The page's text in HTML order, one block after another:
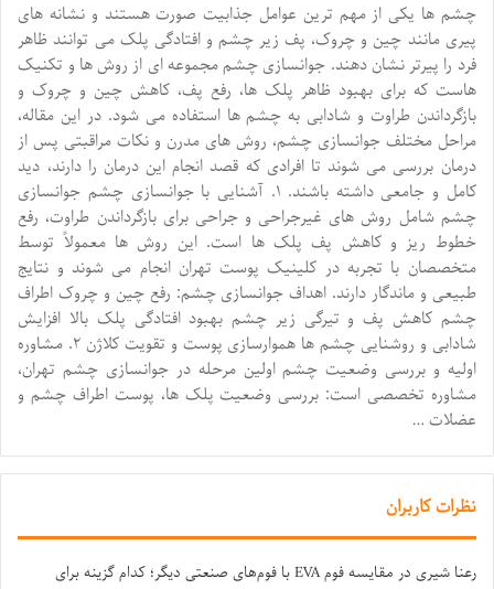
چشم ها یکی از مهم ترین عوامل جذابیت صورت هستند و نشانه های
پیری مانند چین و چروک، پف زیر چشم و افتادگی پلک می توانند ظاهر
فرد را پیرتر نشان دهند. جوانسازی چشم مجموعه ای از روش ها و تکنیک
هاست که برای بهبود ظاهر پلک ها، رفع پف، کاهش چین و چروک و
بازگرداندن طراوت و شادابی به چشم ها استفاده می شود. در این مقاله،
مراحل مختلف جوانسازی چشم، روش های مدرن و نکات مراقبتی پس از
درمان بررسی می شوند تا افرادی که قصد انجام این درمان را دارند، دید
کامل و جامعی داشته باشند. ۱. آشنایی با جوانسازی چشم جوانسازی
چشم شامل روش های غیرجراحی و جراحی برای بازگرداندن طراوت، رفع
خطوط ریز و کاهش پف پلک ها است. این روش ها معمولاً توسط
متخصصان با تجربه در کلینیک پوست تهران انجام می شوند و نتایج
طبیعی و ماندگار دارند. اهداف جوانسازی چشم: رفع چین و چروک اطراف
چشم کاهش پف و تیرگی زیر چشم بهبود افتادگی پلک بالا افزایش
شادابی و روشنایی چشم ها هموارسازی پوست و تقویت کلاژن ۲. مشاوره
اولیه و بررسی وضعیت چشم اولین مرحله در جوانسازی چشم تهران،
مشاوره تخصصی است: بررسی وضعیت پلک ها، پوست اطراف چشم و
عضلات …
نظرات کاربران
رعنا شیری در
مقایسه فوم EVA با فوم‌های صنعتی دیگر؛ کدام گزینه برای